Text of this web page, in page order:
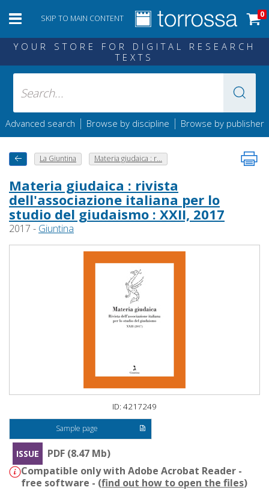
SKIP TO MAIN CONTENT 0
YOUR STORE FOR DIGITAL RESEARCH
TEXTS
Advanced search | Browse by discipline | Browse by publisher
La Giuntina Materia giudaica : r...
Materia giudaica : rivista
dell'associazione italiana per lo
studio del giudaismo : XXII, 2017
2017 - Giuntina
ID: 4217249
Sample page
ISSUE
PDF (8.47 Mb)
Compatible only with Adobe Acrobat Reader -
free software - (find out how to open the files)